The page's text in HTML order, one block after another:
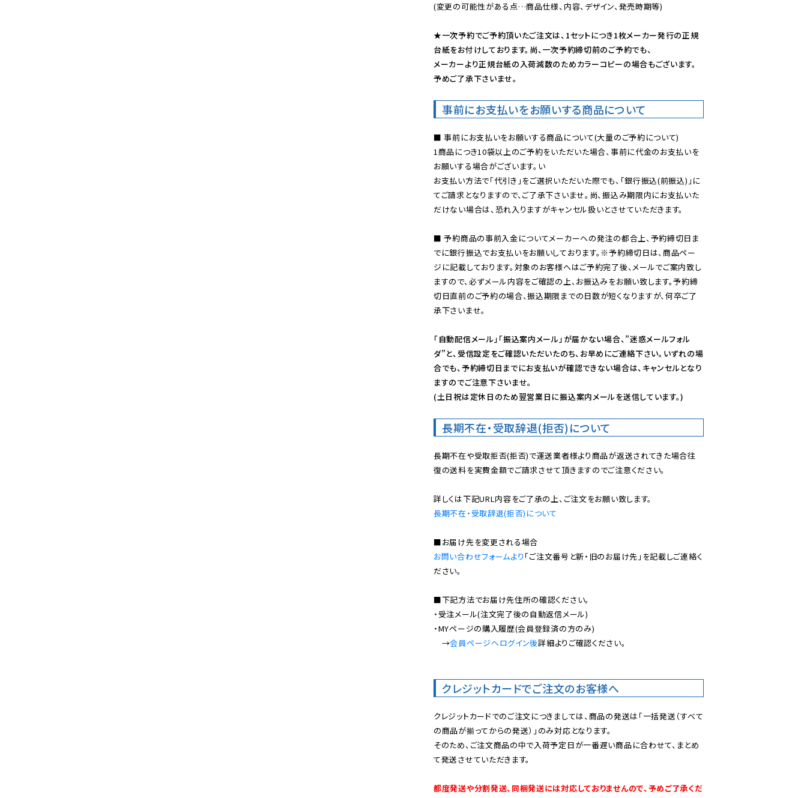
(変更の可能性がある点…商品仕様、内容、デザイン、発売時期等)
★一次予約でご予約頂いたご注文は、1セットにつき1枚メーカー発行の正規
台紙をお付けしております。尚、一次予約締切前のご予約でも、
メーカーより正規台紙の入荷減数のためカラーコピーの場合もございます。
予めご了承下さいませ。
事前にお支払いをお願いする商品について
■ 事前にお支払いをお願いする商品について(大量のご予約について)
1商品につき10袋以上のご予約をいただいた場合、事前に代金のお支払いを
お願いする場合がございます。い
お支払い方法で「代引き」をご選択いただいた際でも、「銀行振込(前振込)」に
てご請求となりますので、ご了承下さいませ。尚、振込み期限内にお支払いた
だけない場合は、恐れ入りますがキャンセル扱いとさせていただきます。
■ 予約商品の事前入金についてメーカーへの発注の都合上、予約締切日ま
でに銀行振込でお支払いをお願いしております。※予約締切日は、商品ペー
ジに記載しております。対象のお客様へはご予約完了後、メールでご案内致し
ますので、必ずメール内容をご確認の上、お振込みをお願い致します。予約締
切日直前のご予約の場合、振込期限までの日数が短くなりますが、何卒ご了
承下さいませ。
「自動配信メール」「振込案内メール」が届かない場合、”迷惑メールフォル
ダ”と、受信設定をご確認いただいたのち、お早めにご連絡下さい。いずれの場
合でも、予約締切日までにお支払いが確認できない場合は、キャンセルとなり
ますのでご注意下さいませ。
(土日祝は定休日のため翌営業日に振込案内メールを送信しています。)
長期不在・受取辞退(拒否)について
長期不在や受取拒否(拒否)で運送業者様より商品が返送されてきた場合往
復の送料を実費金額でご請求させて頂きますのでご注意ください。
長期不在・受取辞退(拒否)について
お問い合わせフォームより 「ご注文番号と新・旧のお届け先」を記載しご連絡く
ださい。
■下記方法でお届け先住所の確認ください。
・受注メール(注文完了後の自動返信メール)
・MYページの購入履歴(会員登録済の方のみ)
→会員ページへログイン後詳細よりご確認ください。
クレジットカードでご注文のお客様へ
クレジットカードでのご注文につきましては、商品の発送は「一括発送（すべて
の商品が揃ってからの発送）」のみ対応となります。
そのため、ご注文商品の中で入荷予定日が一番遅い商品に合わせて、まとめ
て発送させていただきます。
都度発送や分割発送、同梱発送には対応しておりませんので、予めご了承くだ